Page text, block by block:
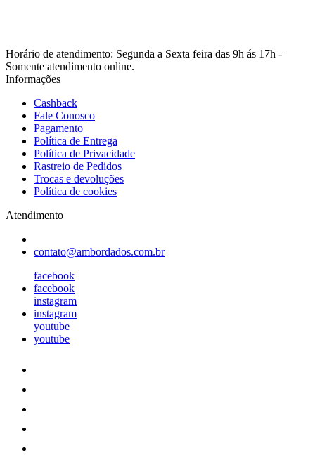
Horário de atendimento: Segunda a Sexta feira das 9h ás 17h -
Somente atendimento online.
Informações
Cashback
Fale Conosco
Pagamento
Política de Entrega
Política de Privacidade
Rastreio de Pedidos
Trocas e devoluções
Política de cookies
Atendimento
contato@ambordados.com.br
facebook
facebook
instagram
instagram
youtube
youtube